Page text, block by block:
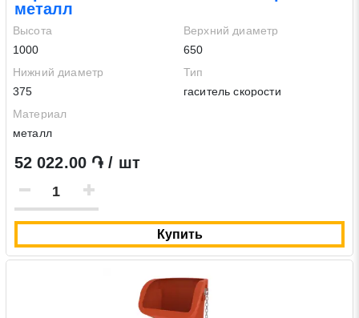
металл
Высота
1000
Верхний диаметр
650
Нижний диаметр
375
Тип
гаситель скорости
Материал
металл
52 022.00 ֏ / шт
Купить